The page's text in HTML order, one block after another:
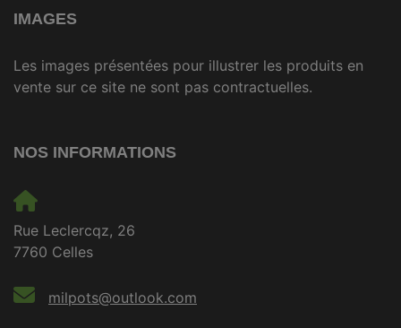
IMAGES
Les images présentées pour illustrer les produits en
vente sur ce site ne sont pas contractuelles.
NOS INFORMATIONS
Rue Leclercqz, 26
7760 Celles
milpots@outlook.com